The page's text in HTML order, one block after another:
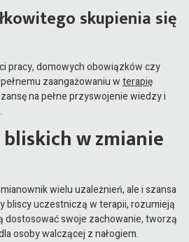
skupienia się
pracy, domowych obowiązków czy
zaangażowaniu wterapię
na pełne przyswojenie wiedzy i
w zmianie
wielu uzależnień, ale i szansa
bliscy uczestniczą w terapii, rozumieją
dostosować swoje zachowanie, tworzą
osoby walczącej z nałogiem.